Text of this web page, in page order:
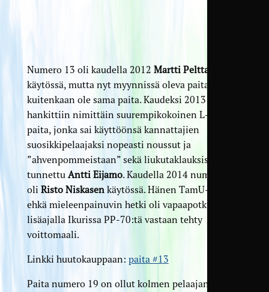
Numero 13 oli kaudella 2012 Martti Pelttarin
käytössä, mutta nyt myynnissä oleva paita ei
kuitenkaan ole sama paita. Kaudeksi 2013
hankittiin nimittäin suurempikokoinen L-koon
paita, jonka sai käyttöönsä kannattajien
suosikkipelaajaksi nopeasti noussut ja
”ahvenpommeistaan” sekä liukutaklauksistaan
tunnettu Antti Eijamo. Kaudella 2014 numero 13
oli Risto Niskasenkäytössä. Hänen TamU-uransa
ehkä mieleenpainuvin hetki oli vapaapotkusta
lisäajalla Ikurissa PP-70:tä vastaan tehty
voittomaali.
Linkki huutokauppaan: paita #13
Paita numero 19 on ollut kolmen pelaajan